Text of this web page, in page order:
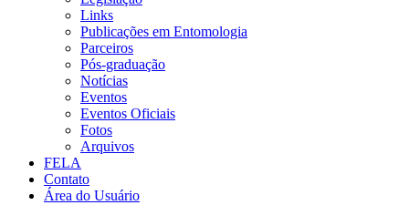
Links
Publicações em Entomologia
Parceiros
Pós-graduação
Notícias
Eventos
Eventos Oficiais
Fotos
Arquivos
FELA
Contato
Área do Usuário